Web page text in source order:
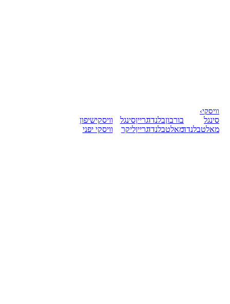
וויסקי›
סינגל
מאלטבלנדד
בורבוןבלנדד
מאלטבלנדד
גרייןסינגל
גרייןליקר
וויסקישיפון
וויסקי יפני